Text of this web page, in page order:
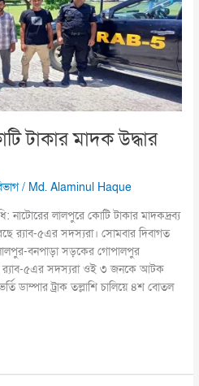
টাকার মাদক উদ্ধার
/ Md. Alaminul Haque
নাটোরের লালপুরে কোটি টাকার মাদকদ্রব্য
র‍্যাব-৫এর সদস্যরা। সোমবার দিবাগত
বনপাড়া সড়কের গোপালপুর
র‍্যাব-৫এর সদস্যরা ওই ৩ জনকে আটক
ডাম্পার ট্রাক তল্লাশি চালিয়ে ৪শ বোতল